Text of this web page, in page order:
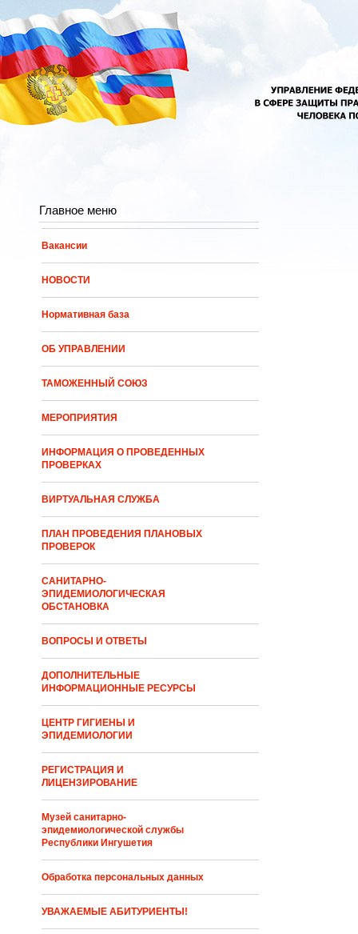
Перейти к основному содержанию
Главное меню
Вакансии
НОВОСТИ
Нормативная база
ОБ УПРАВЛЕНИИ
ТАМОЖЕННЫЙ СОЮЗ
МЕРОПРИЯТИЯ
ИНФОРМАЦИЯ О ПРОВЕДЕННЫХ
ПРОВЕРКАХ
ВИРТУАЛЬНАЯ СЛУЖБА
ПЛАН ПРОВЕДЕНИЯ ПЛАНОВЫХ
ПРОВЕРОК
САНИТАРНО-
ЭПИДЕМИОЛОГИЧЕСКАЯ
ОБСТАНОВКА
ВОПРОСЫ И ОТВЕТЫ
ДОПОЛНИТЕЛЬНЫЕ
ИНФОРМАЦИОННЫЕ РЕСУРСЫ
ЦЕНТР ГИГИЕНЫ И
ЭПИДЕМИОЛОГИИ
РЕГИСТРАЦИЯ И
ЛИЦЕНЗИРОВАНИЕ
Музей санитарно-
эпидемиологической службы
Республики Ингушетия
Обработка персональных данных
УВАЖАЕМЫЕ АБИТУРИЕНТЫ!